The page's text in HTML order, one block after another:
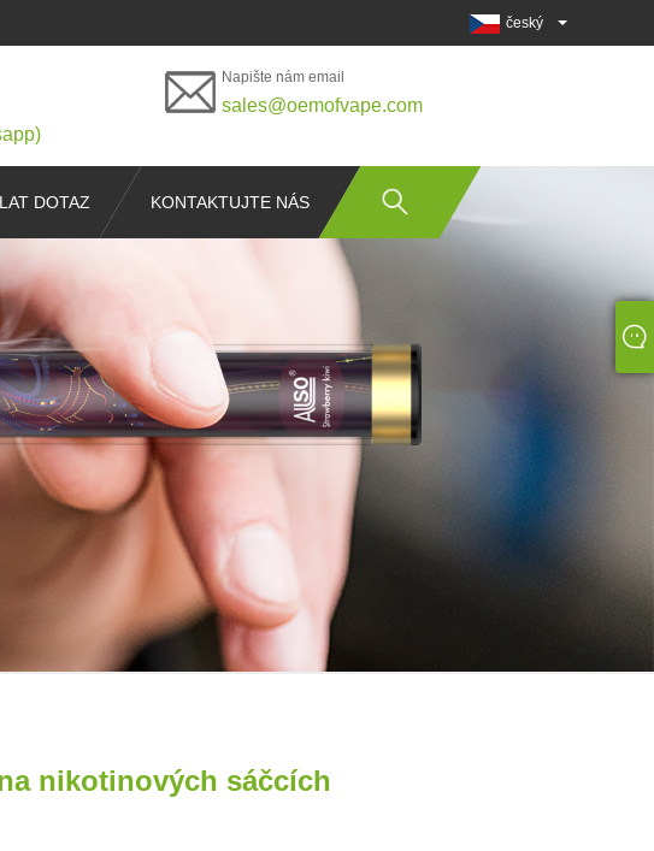
český
Napište nám email
sales@oemofvape.com
DOTAZ KONTAKTUJTE NÁS
nikotinových sáčcích